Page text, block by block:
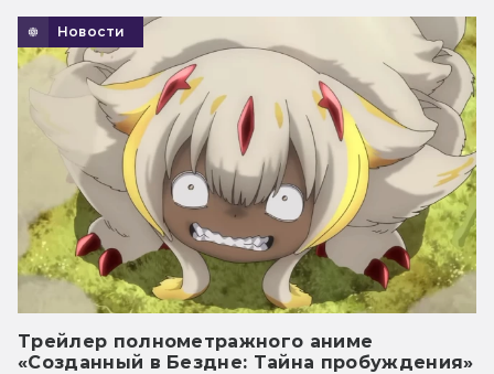
Новости
Трейлер полнометражного аниме
«Созданный в Бездне: Тайна пробуждения»